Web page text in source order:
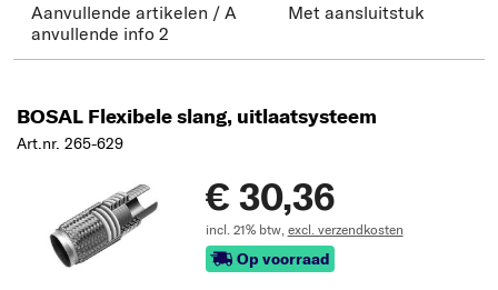
Aanvullende artikelen / A
anvullende info 2
Met aansluitstuk
BOSAL Flexibele slang, uitlaatsysteem
Art.nr. 265-629
€ 30,36
incl. 21% btw, excl. verzendkosten
Op voorraad